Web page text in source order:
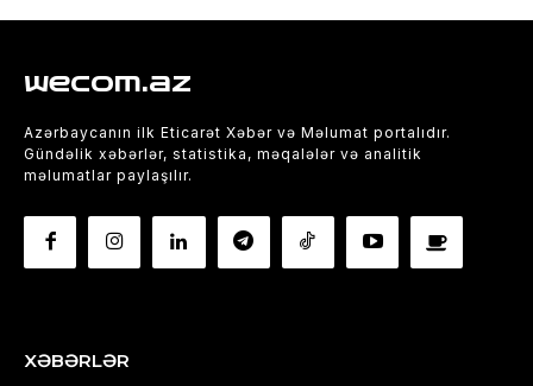
wecom.az
Azərbaycanın ilk Eticarət Xəbər və Məlumat portalıdır.
Gündəlik xəbərlər, statistika, məqalələr və analitik
məlumatlar paylaşılır.
XƏBƏRLƏR